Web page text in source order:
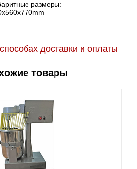
размеры:
доставки и оплаты
товары